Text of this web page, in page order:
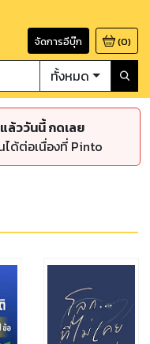
จัดการอีบุ๊ก (0)
ทั้งหมด
ล้ววันนี้ กดเลย
ด้ต่อเนื่องที่ Pinto